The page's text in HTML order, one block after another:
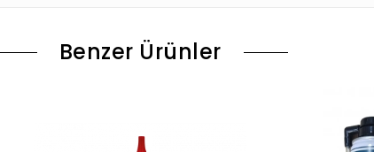
Benzer Ürünler